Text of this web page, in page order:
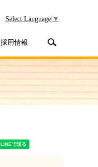
Select Language ▼
採用情報